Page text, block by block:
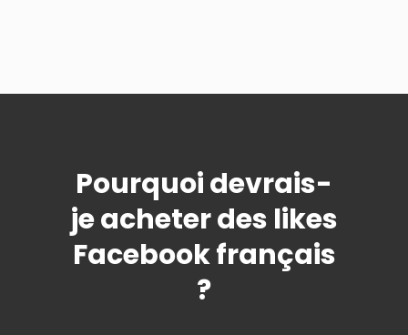
Pourquoi devrais-
je acheter des likes
Facebook français
?